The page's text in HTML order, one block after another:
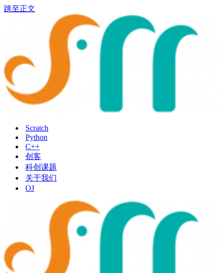
跳至正文
Scratch
Python
C++
创客
科创课题
关于我们
OJ